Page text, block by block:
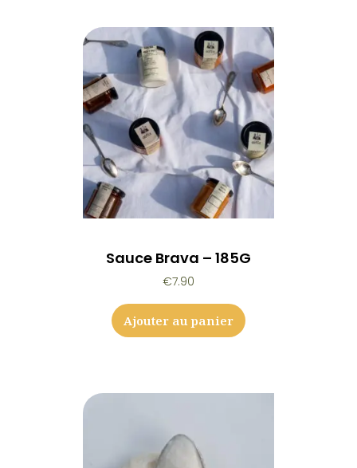
Sauce Brava – 185G
€7.90
Ajouter au panier